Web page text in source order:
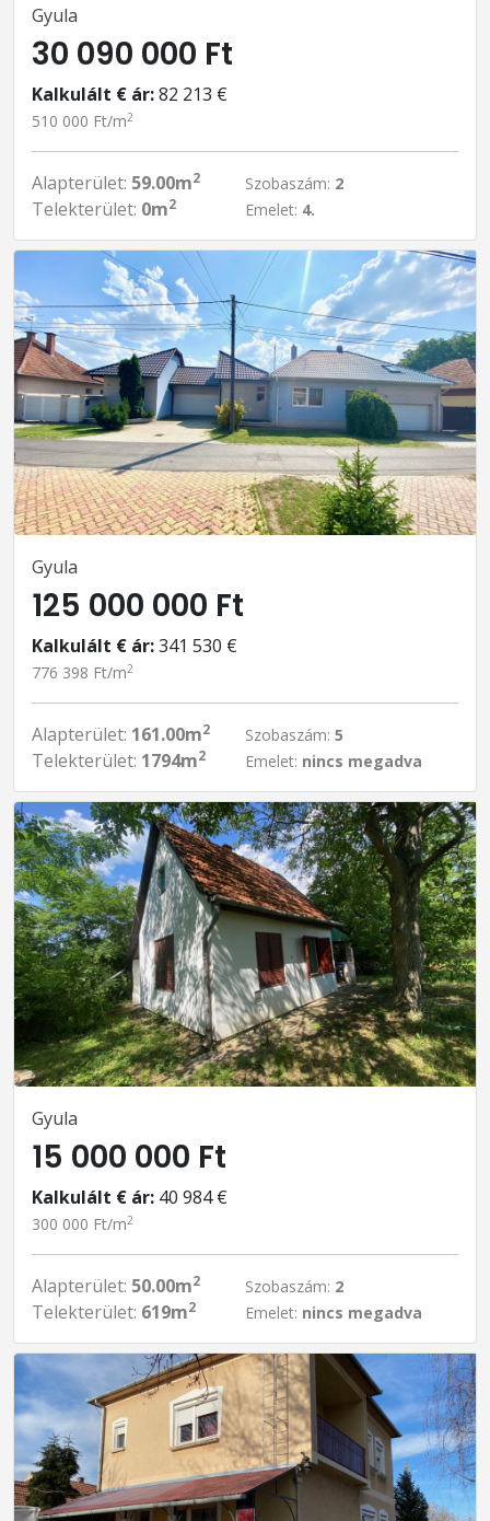
Gyula
30 090 000 Ft
Kalkulált € ár:82 213 €
510 000 Ft/m2
Alapterület: 59.00m2
Telekterület: 0m2
Szobaszám: 2
Emelet: 4.
Gyula
125 000 000 Ft
Kalkulált € ár:341 530 €
776 398 Ft/m2
Alapterület: 161.00m2
Telekterület: 1794m2
Szobaszám: 5
Emelet: nincs megadva
Gyula
15 000 000 Ft
Kalkulált € ár: 40 984 €
300 000 Ft/m2
Alapterület: 50.00m2
Telekterület: 619m2
Szobaszám: 2
Emelet: nincs megadva